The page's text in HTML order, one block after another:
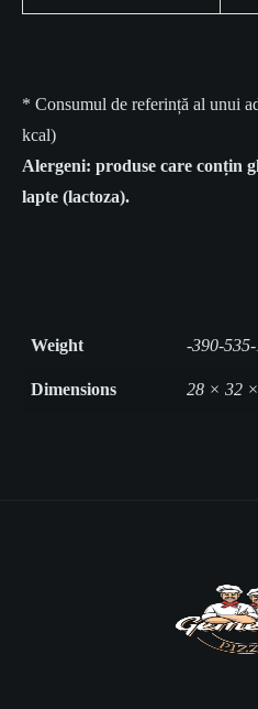
* Consumul de referință al unui
kcal)
Alergeni: produse care conțin
lapte (lactoza).
Weight -390-
Dimensions 28 × 32